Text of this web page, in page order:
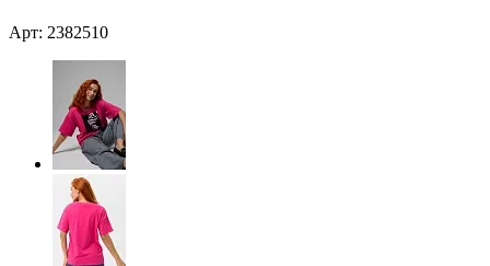
Арт: 2382510